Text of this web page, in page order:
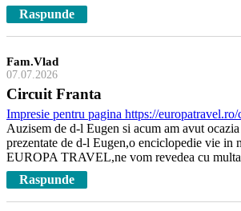
Raspunde
Fam.Vlad
07.07.2026
Circuit Franta
Impresie pentru pagina https://
Auzisem de d-l Eugen si acum am avut
prezentate de d-l Eugen,o enciclopedie vie
EUROPA TRAVEL,ne vom revedea cu
Raspunde